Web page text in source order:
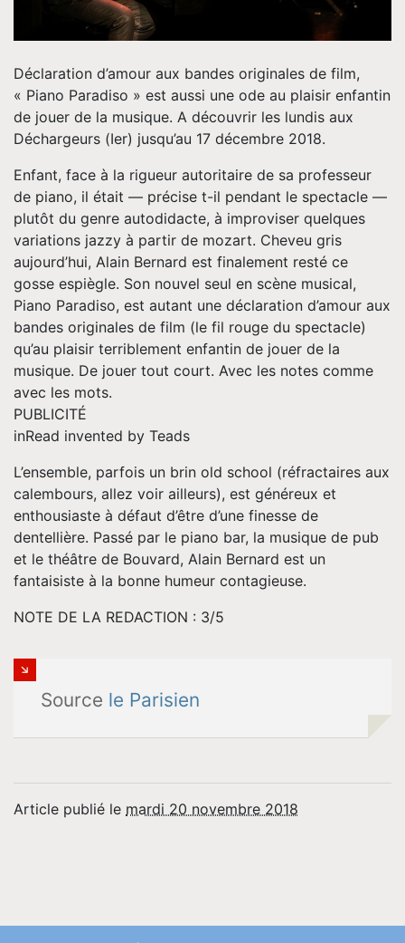
Déclaration d’amour aux bandes originales de film,
« Piano Paradiso » est aussi une ode au plaisir enfantin
de jouer de la musique. A découvrir les lundis aux
Déchargeurs (Ier) jusqu’au 17 décembre 2018.
Enfant, face à la rigueur autoritaire de sa professeur
de piano, il était — précise t-il pendant le spectacle —
plutôt du genre autodidacte, à improviser quelques
variations jazzy à partir de mozart. Cheveu gris
aujourd’hui, Alain Bernard est finalement resté ce
gosse espiègle. Son nouvel seul en scène musical,
Piano Paradiso, est autant une déclaration d’amour aux
bandes originales de film (le fil rouge du spectacle)
qu’au plaisir terriblement enfantin de jouer de la
musique. De jouer tout court. Avec les notes comme
avec les mots.
PUBLICITÉ
inRead invented by Teads
L’ensemble, parfois un brin old school (réfractaires aux
calembours, allez voir ailleurs), est généreux et
enthousiaste à défaut d’être d’une finesse de
dentellière. Passé par le piano bar, la musique de pub
et le théâtre de Bouvard, Alain Bernard est un
fantaisiste à la bonne humeur contagieuse.
NOTE DE LA REDACTION : 3/5
Source le Parisien
Article publié le mardi 20 novembre 2018